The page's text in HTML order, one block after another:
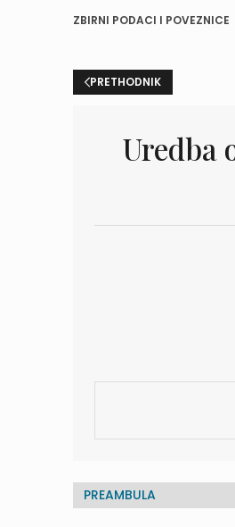
ZBIRNI PODACI I POVEZNICE
PRETHODNIK
Uredba
PREAMBULA